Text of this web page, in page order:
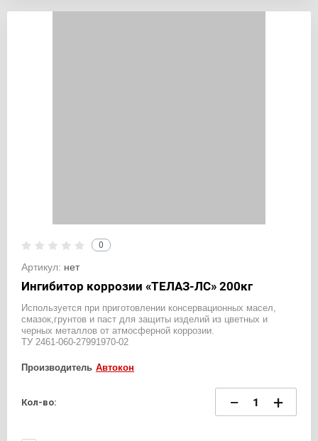
0
Артикул: нет
Ингибитор коррозии «ТЕЛАЗ-ЛС» 200кг
Используется при приготовлении консервационных масел,
смазок,грунтов и паст для защиты изделий из цветных и
черных металлов от атмосферной коррозии.
ТУ 2461-060-27991970-02
Производитель Автокон
Кол-во: − +